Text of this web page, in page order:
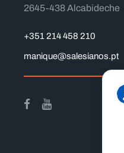
2645-438 Alcabideche
+351 214 458 210
manique@salesianos.pt